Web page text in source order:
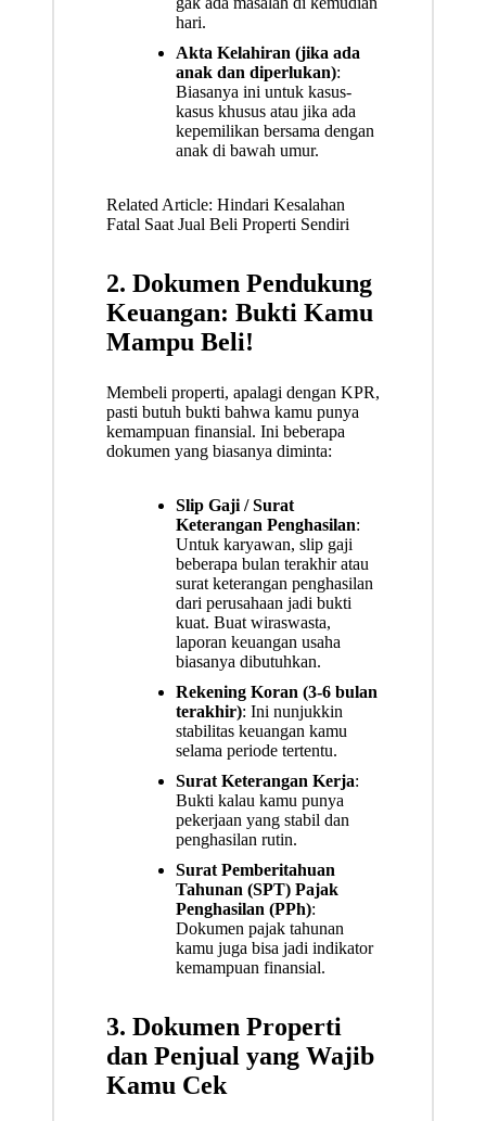
hari.
Akta Kelahiran (jika ada
anak dan diperlukan):
Biasanya ini untuk kasus-
kasus khusus atau jika ada
kepemilikan bersama dengan
anak di bawah umur.
Related Article: Hindari Kesalahan
Fatal Saat Jual Beli Properti Sendiri
2. Dokumen Pendukung
Keuangan: Bukti Kamu
Mampu Beli!
Membeli properti, apalagi dengan KPR,
pasti butuh bukti bahwa kamu punya
kemampuan finansial. Ini beberapa
dokumen yang biasanya diminta:
Slip Gaji / Surat
Keterangan Penghasilan:
Untuk karyawan, slip gaji
beberapa bulan terakhir atau
surat keterangan penghasilan
dari perusahaan jadi bukti
kuat. Buat wiraswasta,
laporan keuangan usaha
biasanya dibutuhkan.
Rekening Koran (3-6 bulan
terakhir): Ini nunjukkin
stabilitas keuangan kamu
selama periode tertentu.
Surat Keterangan Kerja:
Bukti kalau kamu punya
pekerjaan yang stabil dan
penghasilan rutin.
Surat Pemberitahuan
Tahunan (SPT) Pajak
Penghasilan (PPh):
Dokumen pajak tahunan
kamu juga bisa jadi indikator
kemampuan finansial.
3. Dokumen Properti
dan Penjual yang Wajib
Kamu Cek